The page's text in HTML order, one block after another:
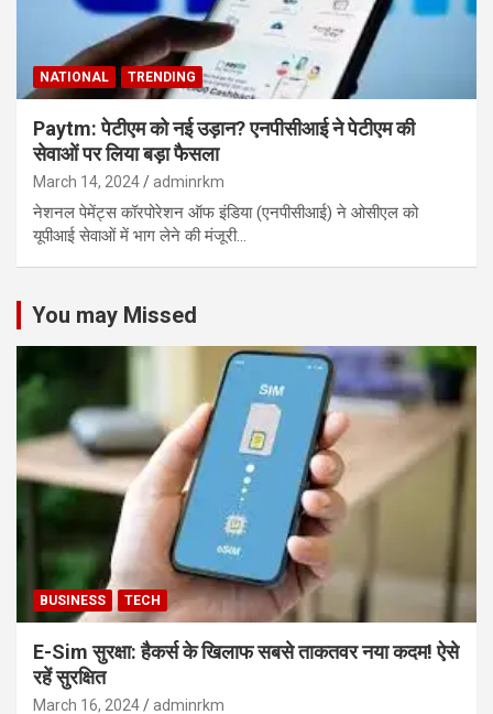
NATIONAL TRENDING
Paytm: पेटीएम को नई उड़ान? एनपीसीआई ने पेटीएम की
सेवाओं पर लिया बड़ा फैसला
March 14, 2024 adminrkm
नेशनल पेमेंट्स कॉरपोरेशन ऑफ इंडिया (एनपीसीआई) ने ओसीएल को
यूपीआई सेवाओं में भाग लेने की मंजूरी…
You may Missed
BUSINESS TECH
E-Sim सुरक्षा: हैकर्स के खिलाफ सबसे ताकतवर नया कदम! ऐसे
रहें सुरक्षित
March 16, 2024 adminrkm